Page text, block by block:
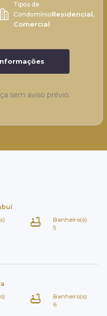
Tipos de
CondomínioResidencial,
Comercial
sem aviso prévio.
Banheiro(s)
5
Banheiro(s)
6